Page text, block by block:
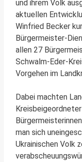
und ihrem Volk
aktuellen
Winfried Becker
Bürgermeister-
allen 27
Schwalm-Eder-
Vorgehen im
Dabei machten
man sich
Ukrainischen Volk